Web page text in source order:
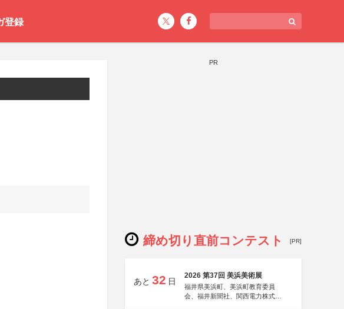
登録
PR
締め切り直前コンテスト [PR]
あと 32 日
2026 第37回 美浜美術展
福井県美浜町、美浜町教育委員
会、福井新聞社、関西電力株式会